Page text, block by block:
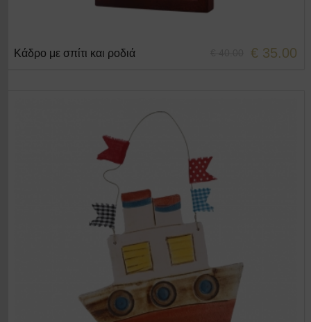
+ΣΤΟ ΚΑΛΑΘΙ
Κάδρο με σπίτι και ροδιά € 35.00